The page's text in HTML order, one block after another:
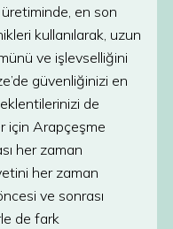
üretiminde, en son
kullanılarak, uzun
ve işlevselliğini
güvenliğinizi en
de
için Arapçeşme
her zaman
her zaman
ve sonrası
de fark